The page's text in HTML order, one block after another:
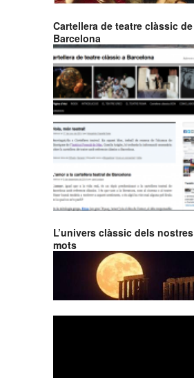
Cartellera de teatre clàssic de
Barcelona
L’univers clàssic dels nostres
mots